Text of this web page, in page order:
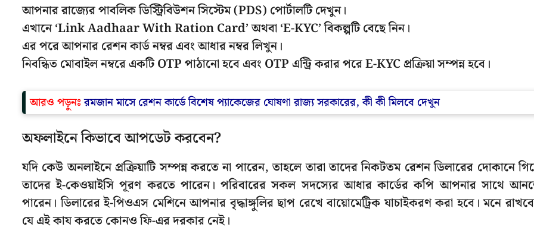
আপনার রাজ্যের পাবলিক ডিস্ট্রিবিউশন সিস্টেম (PDS) পোর্টালটি দেখুন।
এখানে ‘Link Aadhaar With Ration Card’ অথবা ‘E-KYC’ বিকল্পটি বেছে নিন।
এর পরে আপনার রেশন কার্ড নম্বর এবং আধার নম্বর লিখুন।
নিবন্ধিত মোবাইল নম্বরে একটি OTP পাঠানো হবে এবং OTP এন্ট্রি করার পরে E-KYC প্রক্রিয়া সম্পন্ন হবে।
আরও পড়ুনঃরমজান মাসে রেশন কার্ডে বিশেষ প্যাকেজের ঘোষণা রাজ্য সরকারের, কী কী মিলবে দেখুন
অফলাইনে কিভাবে আপডেট করবেন?
যদি কেউ অনলাইনে প্রক্রিয়াটি সম্পন্ন করতে না পারেন, তাহলে তারা তাদের নিকটতম রেশন ডিলারের দোকানে
তাদের ই-কেওয়াইসি পূরণ করতে পারেন। পরিবারের সকল সদস্যের আধার কার্ডের কপি আপনার সাথে
পারেন। ডিলারের ই-পিওএস মেশিনে আপনার বৃদ্ধাঙ্গুলির ছাপ রেখে বায়োমেট্রিক যাচাইকরণ করা হবে। মনে
যে এই কায করতে কোনও ফি-এর দরকার নেই।